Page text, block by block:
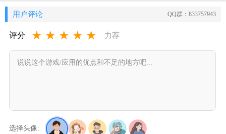
用户评论 QQ群：833757943
评分 ★ ★ ★ ★ ★ 力荐
选择头像: